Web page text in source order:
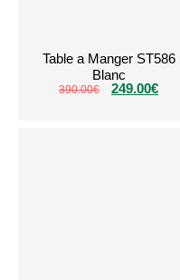
Table a Manger ST586
Blanc
390.00€ 249.00€